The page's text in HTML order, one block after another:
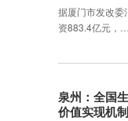
据厦门市发改委
资883.4亿元，…
泉州：全国
价值实现机制